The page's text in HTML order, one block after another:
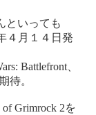
といっても
４月１４日発
Battlefront、
待。
Grimrock 2を